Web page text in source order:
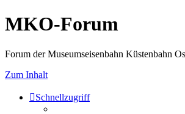
MKO-Forum
Forum der Museumseisenbahn Küstenbahn
Zum Inhalt
Schnellzugriff